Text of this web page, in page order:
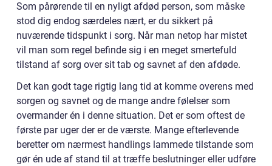
Som pårørende til en nyligt afdød person, som måske
stod dig endog særdeles nært, er du sikkert på
nuværende tidspunkt i sorg. Når man netop har mistet
vil man som regel befinde sig i en meget smertefuld
tilstand af sorg over sit tab og savnet af den afdøde.
Det kan godt tage rigtig lang tid at komme overens med
sorgen og savnet og de mange andre følelser som
overmander én i denne situation. Det er som oftest de
første par uger der er de værste. Mange efterlevende
beretter om nærmest handlings lammede tilstande som
gør én ude af stand til at træffe beslutninger eller udføre